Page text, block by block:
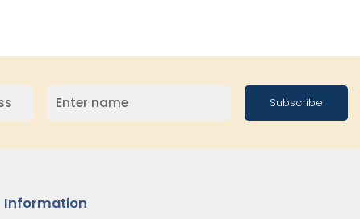
Subscribe
Information